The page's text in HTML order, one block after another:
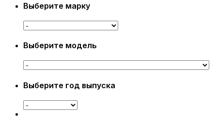
Выберите марку
Выберите модель
Выберите год выпуска